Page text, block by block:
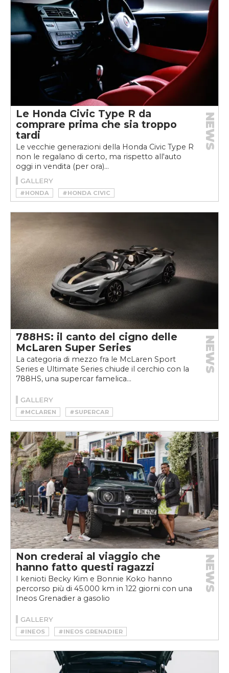
Le Honda Civic Type R da
comprare prima che sia troppo
tardi
Le vecchie generazioni della Honda Civic Type R
non le regalano di certo, ma rispetto all'auto
oggi in vendita (per ora)...
NEWS
GALLERY
#HONDA
#HONDA CIVIC
#HONDA CIVIC TYPE R
788HS: il canto del cigno delle
McLaren Super Series
La categoria di mezzo fra le McLaren Sport
Series e Ultimate Series chiude il cerchio con la
788HS, una supercar famelica...
NEWS
GALLERY
#MCLAREN #SUPERCAR
Non crederai al viaggio che
hanno fatto questi ragazzi
I kenioti Becky Kim e Bonnie Koko hanno
percorso più di 45.000 km in 122 giorni con una
Ineos Grenadier a gasolio
NEWS
GALLERY
#INEOS #INEOS GRENADIER